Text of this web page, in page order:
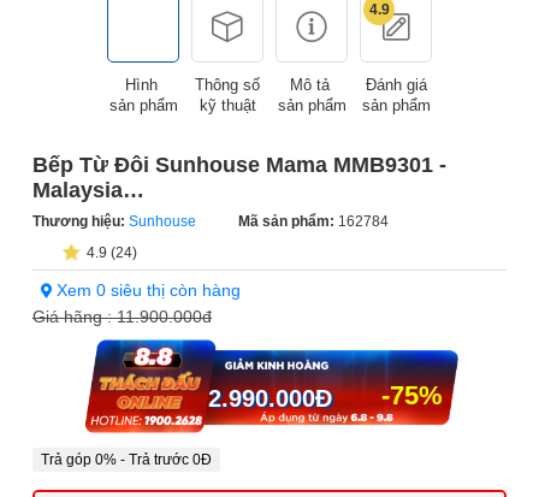
Hình
sản phẩm
Thông số
kỹ thuật
Mô tả
sản phẩm
4.9
Đánh giá
sản phẩm
Bếp Từ Đôi Sunhouse Mama MMB9301 -
Malaysia
(Sản phẩm trưng bày)
Thương hiệu: Sunhouse Mã sản phẩm: 162784
4.9 (24)
Xem 0 siêu thị còn hàng
Giá hãng :11.900.000đ
-75%
2.990.000Đ
Trả góp 0% - Trả trước 0Đ